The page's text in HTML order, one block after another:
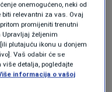
onemogućeno, neki od
relevantni za vas. Ovaj
promijeniti trenutni
Upravljaj željenim
plutajuću ikonu u donjem
Vaš odabir će se
više detalja, pogledajte
informacija o vašoj